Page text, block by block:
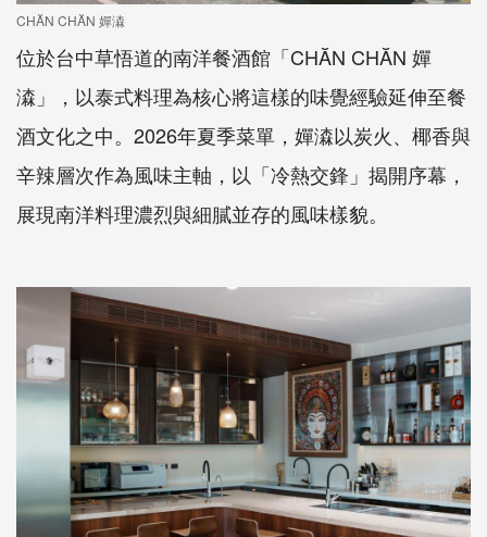
CHĂN CHĂN 嬋潹
位於台中草悟道的南洋餐酒館「CHĂN CHĂN 嬋
潹」，以泰式料理為核心將這樣的味覺經驗延伸至餐
酒文化之中。2026年夏季菜單，嬋潹以炭火、椰香與
辛辣層次作為風味主軸，以「冷熱交鋒」揭開序幕，
展現南洋料理濃烈與細膩並存的風味樣貌。